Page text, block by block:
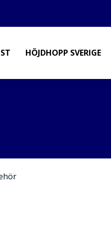
HÖJDHOPP SVERIGE